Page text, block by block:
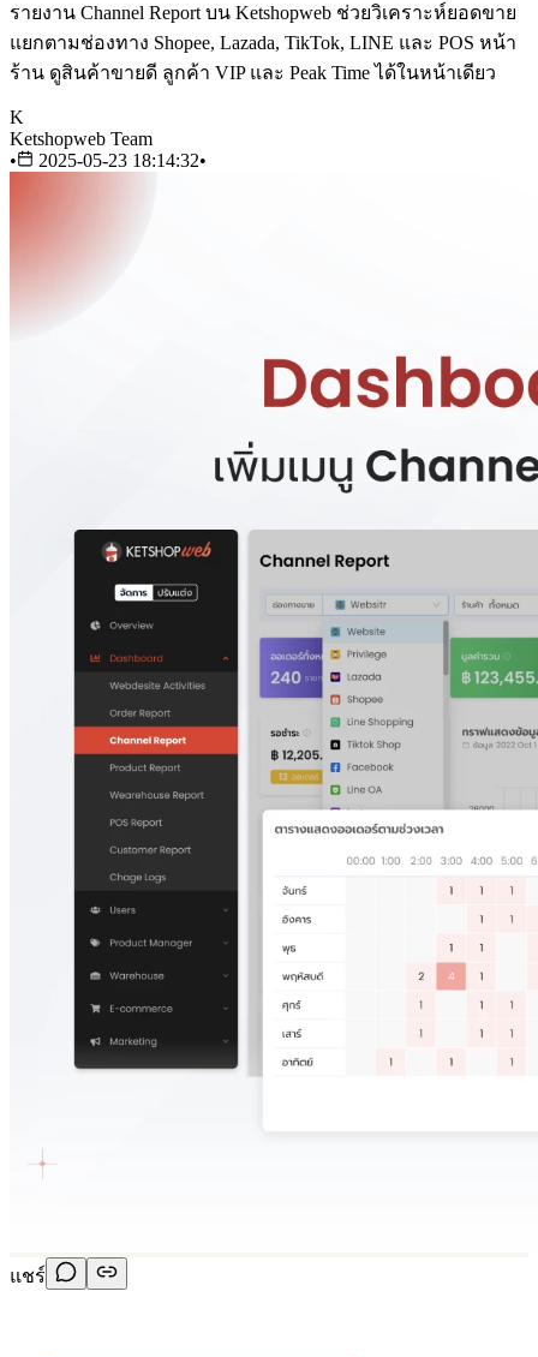
รายงาน Channel Report บน Ketshopweb ช่วยวิเคราะห์ยอดขาย
แยกตามช่องทาง Shopee, Lazada, TikTok, LINE และ POS หน้า
ร้าน ดูสินค้าขายดี ลูกค้า VIP และ Peak Time ได้ในหน้าเดียว
K
Ketshopweb Team
•
2025-05-23 18:14:32•
แชร์